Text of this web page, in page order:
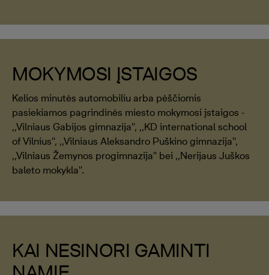
MOKYMOSI ĮSTAIGOS
Kelios minutės automobiliu arba pėščiomis
pasiekiamos pagrindinės miesto mokymosi įstaigos -
,,Vilniaus Gabijos gimnazija'', ,,KD international school
of Vilnius'', ,,Vilniaus Aleksandro Puškino gimnazija'',
,,Vilniaus Žemynos progimnazija'' bei ,,Nerijaus Juškos
baleto mokykla''.
KAI NESINORI GAMINTI